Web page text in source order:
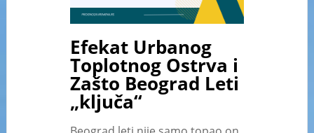
Efekat Urbanog
Toplotnog Ostrva i
Zašto Beograd Leti
„ključa“